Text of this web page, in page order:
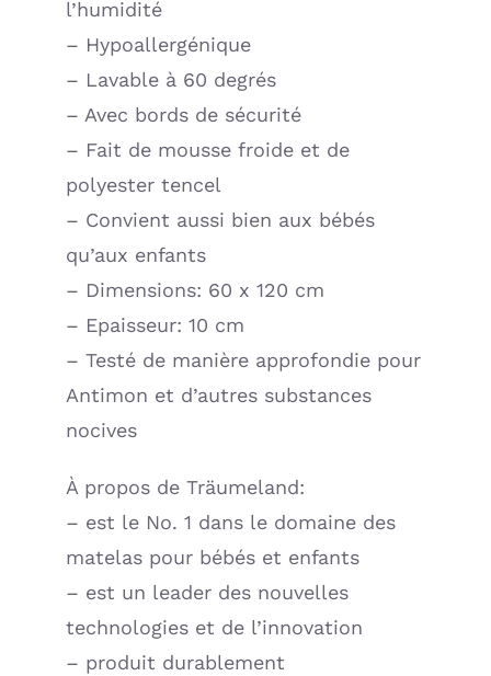
l’humidité
– Hypoallergénique
– Lavable à 60 degrés
– Avec bords de sécurité
– Fait de mousse froide et de
polyester tencel
– Convient aussi bien aux bébés
qu’aux enfants
– Dimensions: 60 x 120 cm
– Epaisseur: 10 cm
– Testé de manière approfondie pour
Antimon et d’autres substances
nocives
À propos de Träumeland:
– est le No. 1 dans le domaine des
matelas pour bébés et enfants
– est un leader des nouvelles
technologies et de l’innovation
– produit durablement